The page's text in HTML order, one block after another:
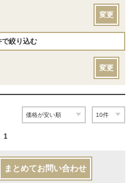
変更
で絞り込む
変更
1
まとめてお問い合わせ